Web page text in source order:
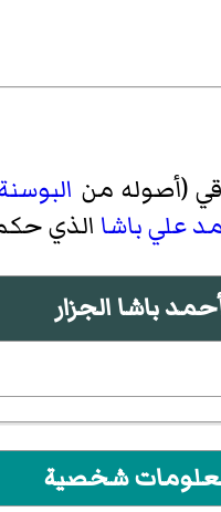
(أصوله من
علي باشا الذي
باشا الجزار
شخصية